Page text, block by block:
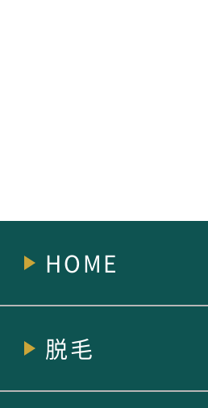
HOME
脱毛